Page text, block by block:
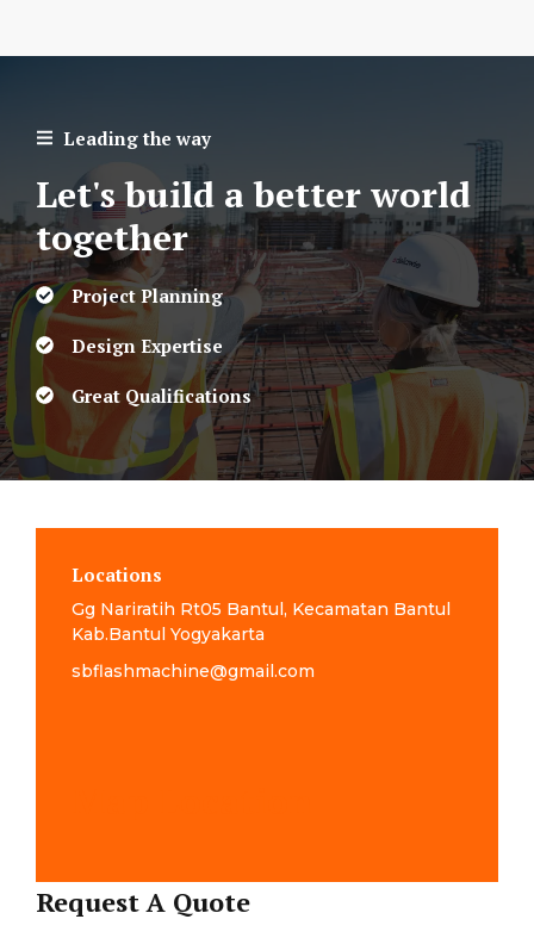
Leading the way
Let's build a better world
together
Project Planning
Design Expertise
Great Qualifications
Locations
Gg Nariratih Rt05 Bantul, Kecamatan Bantul
Kab.Bantul Yogyakarta
sbflashmachine@gmail.com
Request A Quote